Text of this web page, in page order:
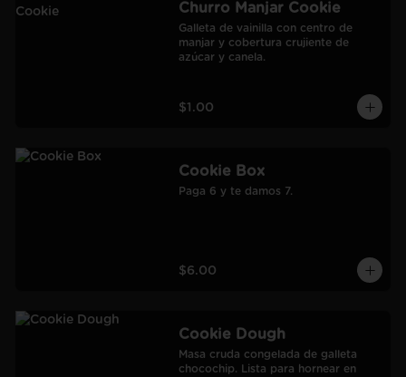
Churro Manjar Cookie
Galleta de vainilla con centro de
manjar y cobertura crujiente de
azúcar y canela.
$1.00
Cookie Box
Paga 6 y te damos 7.
$6.00
Cookie Dough
Masa cruda congelada de galleta
chocochip. Lista para hornear en